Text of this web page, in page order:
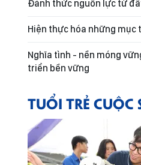
Đánh thức nguồn lực từ
Hiện thực hóa những mục
Nghĩa tình - nền móng
triển bền vững
TUỔI TRẺ CUỘC